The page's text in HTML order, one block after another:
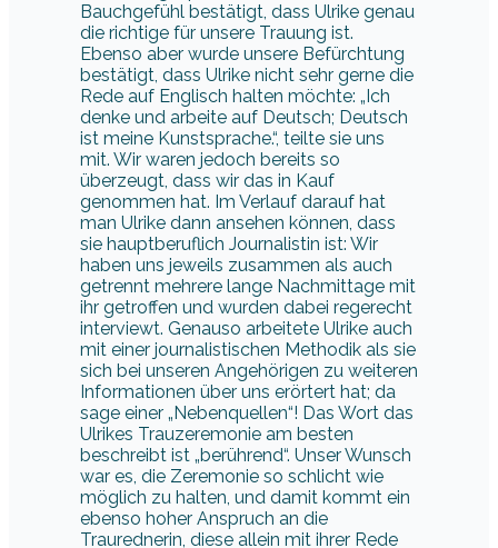
Bauchgefühl bestätigt, dass Ulrike genau
die richtige für unsere Trauung ist.
Ebenso aber wurde unsere Befürchtung
bestätigt, dass Ulrike nicht sehr gerne die
Rede auf Englisch halten möchte: „Ich
denke und arbeite auf Deutsch; Deutsch
ist meine Kunstsprache.“, teilte sie uns
mit. Wir waren jedoch bereits so
überzeugt, dass wir das in Kauf
genommen hat. Im Verlauf darauf hat
man Ulrike dann ansehen können, dass
sie hauptberuflich Journalistin ist: Wir
haben uns jeweils zusammen als auch
getrennt mehrere lange Nachmittage mit
ihr getroffen und wurden dabei regerecht
interviewt. Genauso arbeitete Ulrike auch
mit einer journalistischen Methodik als sie
sich bei unseren Angehörigen zu weiteren
Informationen über uns erörtert hat; da
sage einer „Nebenquellen“! Das Wort das
Ulrikes Trauzeremonie am besten
beschreibt ist „berührend“. Unser Wunsch
war es, die Zeremonie so schlicht wie
möglich zu halten, und damit kommt ein
ebenso hoher Anspruch an die
Traurednerin, diese allein mit ihrer Rede